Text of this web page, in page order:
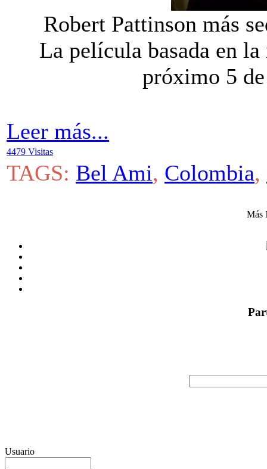
Robert Pattinson más
La película basada en
próximo 5
Leer más...
4479 Visitas
TAGS: Bel Ami, Colombia,
Más
Usuario